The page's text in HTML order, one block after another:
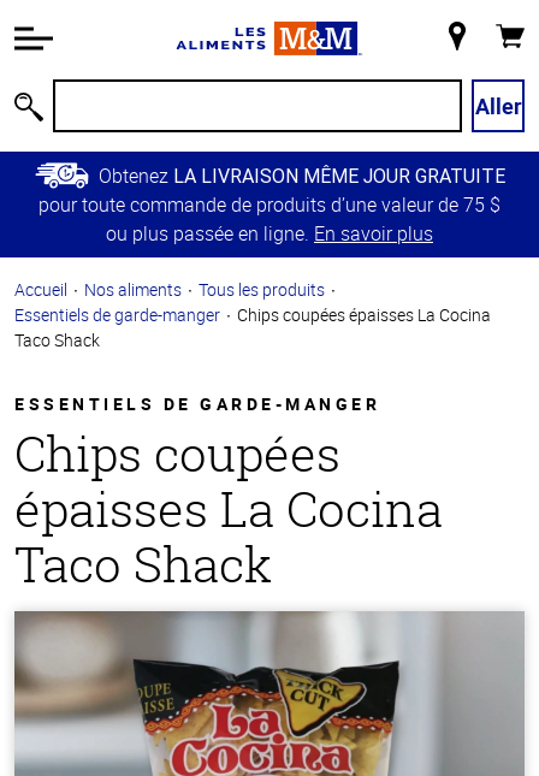
relative à
Passer
contenu
principal
Retour à
principale
magasin
Aller
Obtenez LA LIVRAISON MÊME JOUR GRATUITE
pour toute commande de produits d’une valeur de 75 $
ou plus passée en ligne. En savoir plus
Accueil Nos aliments
Tous les produits
Essentiels de garde-manger
Chips coupées épaisses La Cocina
Taco Shack
ESSENTIELS DE GARDE-MANGER
Chips coupées
épaisses La Cocina
Taco Shack